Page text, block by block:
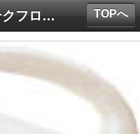
リンレイ:ハイテクフローリングコート 4L TOPへ